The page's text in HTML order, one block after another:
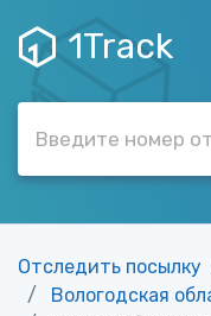
1Track
Отследить посылку
Вологодская